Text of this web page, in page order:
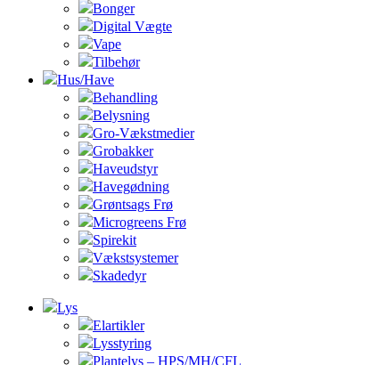
Bonger
Digital Vægte
Vape
Tilbehør
Hus/Have
Behandling
Belysning
Gro-Vækstmedier
Grobakker
Haveudstyr
Havegødning
Grøntsags Frø
Microgreens Frø
Spirekit
Vækstsystemer
Skadedyr
Lys
Elartikler
Lysstyring
Plantelys – HPS/MH/CFL